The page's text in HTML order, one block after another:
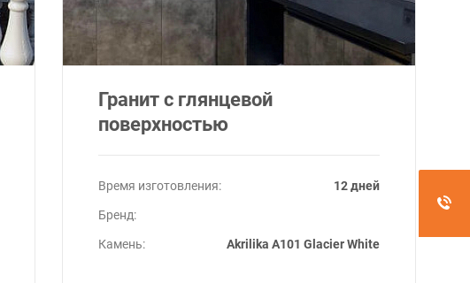
Гранит c глянцевой
поверхностью
Время изготовления: 12 дней
Бренд:
Камень: Akrilika A101 Glacier White